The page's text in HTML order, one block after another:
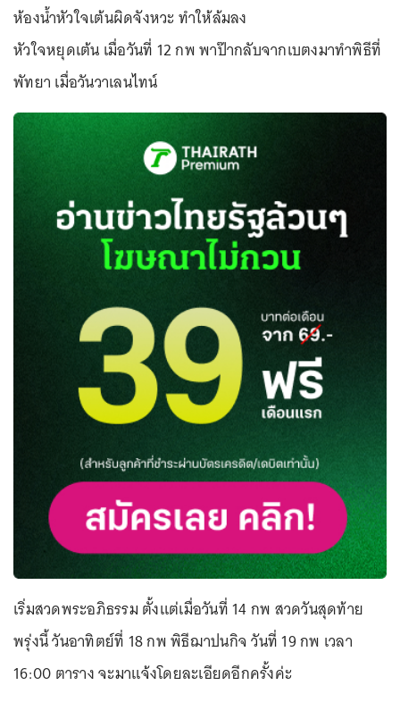
ห้องน้ำหัวใจเต้นผิดจังหวะ ทำให้ล้มลง
หัวใจหยุดเต้น เมื่อวันที่ 12 กพ พาป๊ากลับจากเบตงมาทำพิธีที่
พัทยา เมื่อวันวาเลนไทน์
เริ่มสวดพระอภิธรรม ตั้งเเต่เมื่อวันที่ 14 กพ สวดวันสุดท้าย
พรุ่งนี้ วันอาทิตย์ที่ 18 กพ พิธีฌาปนกิจ วันที่ 19 กพ เวลา
16:00 ตาราง จะมาเเจ้งโดยละเอียดอีกครั้งค่ะ